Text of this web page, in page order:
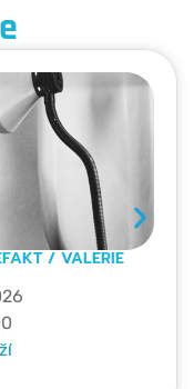
/ VALERIE